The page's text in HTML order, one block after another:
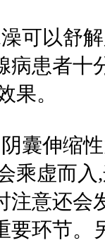
可以舒
病患者十
果。
囊伸缩
乘虚而
注意还会
要环节。